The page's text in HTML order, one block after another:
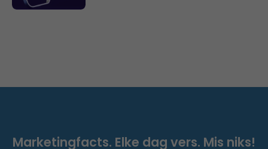
Marketingfacts. Elke dag vers. Mis niks!